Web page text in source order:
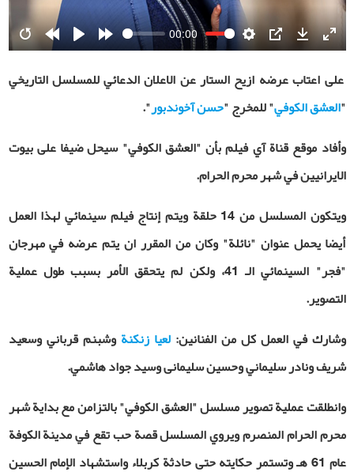
RestartRewindPlay Forward
00:00
Settings
PIP Download
على اعتاب عرضه ازيح الستار عن الاعلان الدعائي للمسلسل التاريخي
"العشق الكوفي" للمخرج "حسن آخوندبور".
وأفاد موقع قناة آي فيلم بأن "العشق الكوفي" سيحل ضيفا على بيوت
الايرانيين في شهر محرم الحرام.
ويتكون المسلسل من 14 حلقة ويتم إنتاج فيلم سينمائي لهذا العمل
أيضا يحمل عنوان "نائلة" وكان من المقرر ان يتم عرضه في مهرجان
"فجر" السينمائي الـ 41، ولكن لم يتحقق الأمر بسبب طول عملية
التصوير.
وشارك في العمل كل من الفنانين:لعيا زنكنة وشبنم قرباني وسعيد
شريف ونادر سليماني وحسين سليمانی وسيد جواد هاشمي.
وانطلقت عملية تصوير مسلسل "العشق الكوفي" بالتزامن مع بداية شهر
محرم الحرام المنصرم ويروي المسلسل قصة حب تقع في مدينة الكوفة
عام 61 هـ وتستمر حكايته حتى حادثة كربلاء واستشهاد الإمام الحسين